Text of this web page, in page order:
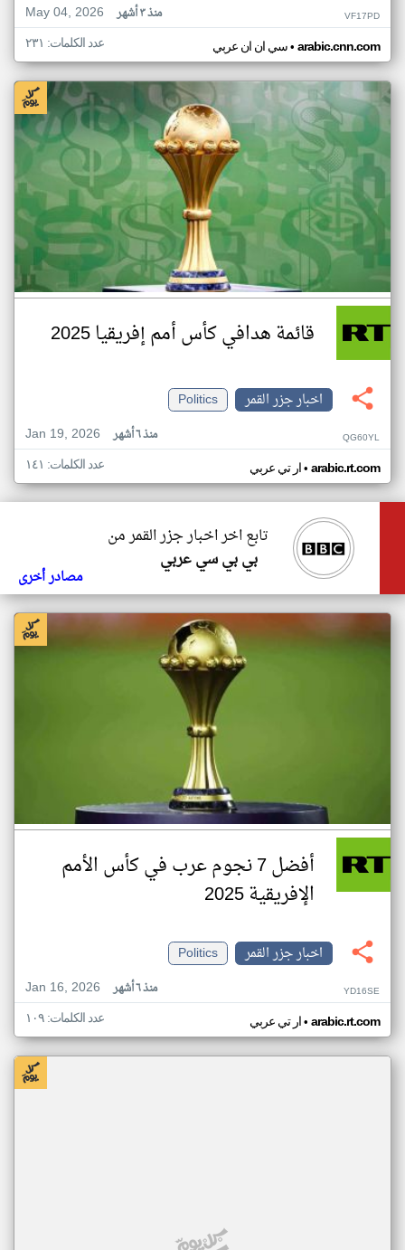
May 04, 2026
منذ ٣ أشهر VF17PD
سي ان ان عربي• arabic.cnn.com عدد الكلمات: ٢٣١
قائمة هدافي كأس أمم إفريقيا 2025
اخبار جزر القمر
Politics
Jan 19, 2026
منذ ٦ أشهر QG60YL
ار تي عربي• arabic.rt.com عدد الكلمات: ١٤١
تابع اخر اخبار جزر القمر من
بي بي سي عربي
مصادر أخرى
أفضل 7 نجوم عرب في كأس الأمم
الإفريقية 2025
اخبار جزر القمر
Politics
Jan 16, 2026
منذ ٦ أشهر YD16SE
ار تي عربي• arabic.rt.com عدد الكلمات: ١٠٩